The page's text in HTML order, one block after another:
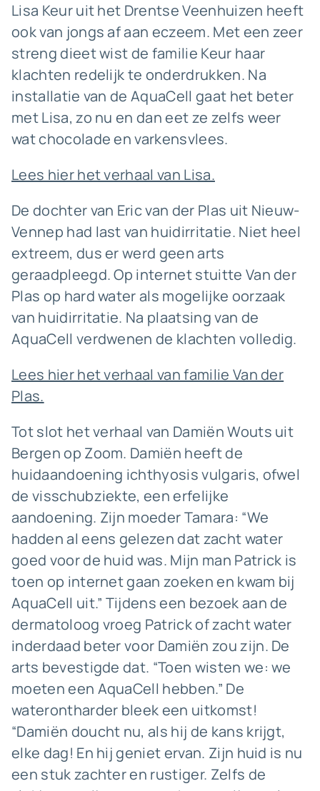
Lisa Keur uit het Drentse Veenhuizen heeft
ook van jongs af aan eczeem. Met een zeer
streng dieet wist de familie Keur haar
klachten redelijk te onderdrukken. Na
installatie van de AquaCell gaat het beter
met Lisa, zo nu en dan eet ze zelfs weer
wat chocolade en varkensvlees.
Lees hier het verhaal van Lisa.
De dochter van Eric van der Plas uit Nieuw-
Vennep had last van huidirritatie. Niet heel
extreem, dus er werd geen arts
geraadpleegd. Op internet stuitte Van der
Plas op hard water als mogelijke oorzaak
van huidirritatie. Na plaatsing van de
AquaCell verdwenen de klachten volledig.
Lees hier het verhaal van familie Van der
Plas.
Tot slot het verhaal van Damiën Wouts uit
Bergen op Zoom. Damiën heeft de
huidaandoening ichthyosis vulgaris, ofwel
de visschubziekte, een erfelijke
aandoening. Zijn moeder Tamara: “We
hadden al eens gelezen dat zacht water
goed voor de huid was. Mijn man Patrick is
toen op internet gaan zoeken en kwam bij
AquaCell uit.” Tijdens een bezoek aan de
dermatoloog vroeg Patrick of zacht water
inderdaad beter voor Damiën zou zijn. De
arts bevestigde dat. “Toen wisten we: we
moeten een AquaCell hebben.” De
waterontharder bleek een uitkomst!
“Damiën doucht nu, als hij de kans krijgt,
elke dag! En hij geniet ervan. Zijn huid is nu
een stuk zachter en rustiger. Zelfs de